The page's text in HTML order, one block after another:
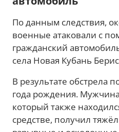
По данным следствия,
военные атаковали с
гражданский
села Новая Кубань
В результате обстрела
года рождения.
который также
средстве, получил